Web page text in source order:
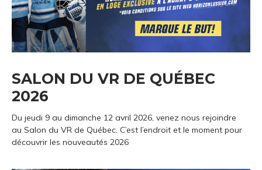
SALON DU VR DE QUÉBEC
2026
Du jeudi 9 au dimanche 12 avril 2026, venez nous rejoindre
au Salon du VR de Québec. C’est l’endroit et le moment pour
découvrir les nouveautés 2026